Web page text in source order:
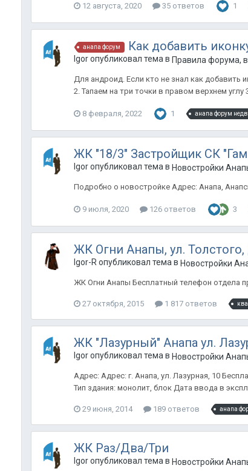
12 августа, 2020 35 ответов 1
анапа форум Как добавить
Igor опубликовал тема в Правила форума,
Для андроид. Если кто не знал как добавить
2. Тапаем на три точки в правом верхнем углу
8 февраля, 2022 1 анапа форум
ЖК "18/3" Застройщик СК
Igor опубликовал тема в Новостройки
Подробно о новостройке Адрес: Анапа,
9 июля, 2020 126 ответов 3
ЖК Огни Анапы, ул. Толстого,
Igor-R опубликовал тема в Новостройки
ЖК Огни Анапы Бесплатный телефон отдела
27 октября, 2015 1 817 ответов
ЖК "Лазурный" Анапа ул.
Igor опубликовал тема в Новостройки
Адрес: Адрес: г. Анапа, ул. Лазурная, 10
Тип здания: монолит, блок Дата ввода в
29 июня, 2014 189 ответов анапа
ЖК Раз/Два/Три
Igor опубликовал тема в Новостройки